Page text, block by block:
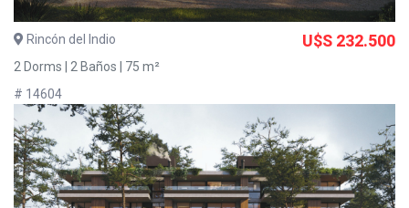
Rincón del Indio U$S 232.500
2 Dorms | 2 Baños | 75 m²
# 14604